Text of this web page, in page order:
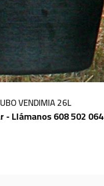
IN STOCK
VENDIMIA 26L
- Llámanos 608 502 064